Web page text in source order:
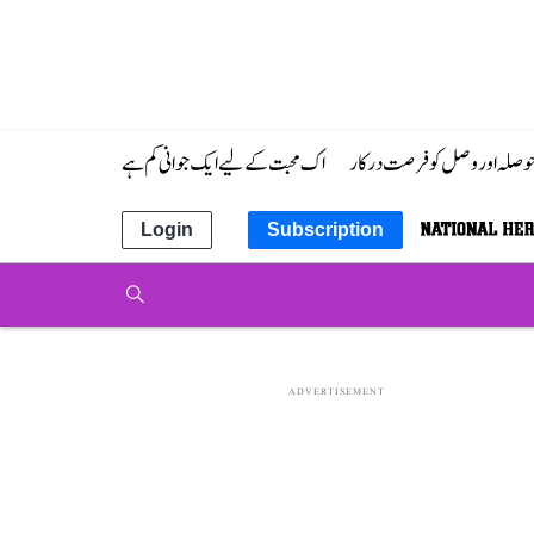
حوصلہ اور وصل کو فرصت درکار اک محبت کے لیے ایک جوانی کم ہے
Subscription
Login
ADVERTISEMENT